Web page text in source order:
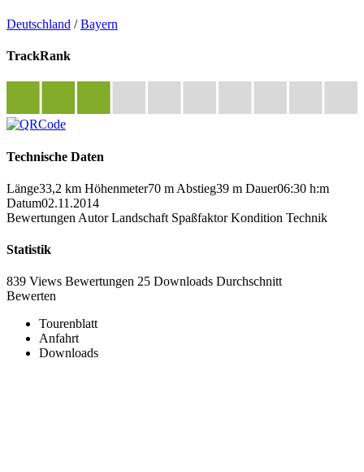
Deutschland /Bayern
TrackRank
Technische Daten
Länge33,2 km Höhenmeter70 m Abstieg39 m Dauer06:30 h:m
Datum02.11.2014
Bewertungen Autor Landschaft Spaßfaktor Kondition Technik
Statistik
839 Views Bewertungen 25 Downloads Durchschnitt
Bewerten
Tourenblatt
Anfahrt
Downloads